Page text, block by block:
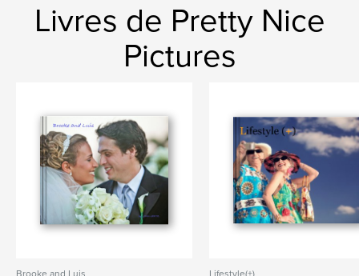
Livres de Pretty Nice
Pictures
Brooke and Luis Lifestyle(+)